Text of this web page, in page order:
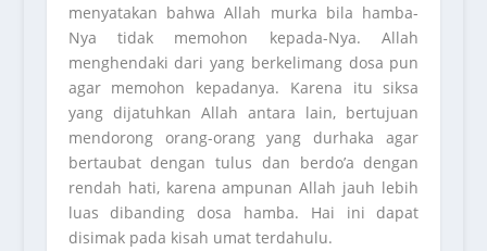
menyatakan bahwa Allah murka bila hamba-
Nya tidak memohon kepada-Nya. Allah
menghendaki dari yang berkelimang dosa pun
agar memohon kepadanya. Karena itu siksa
yang dijatuhkan Allah antara lain, bertujuan
mendorong orang-orang yang durhaka agar
bertaubat dengan tulus dan berdo’a dengan
rendah hati, karena ampunan Allah jauh lebih
luas dibanding dosa hamba. Hai ini dapat
disimak pada kisah umat terdahulu.